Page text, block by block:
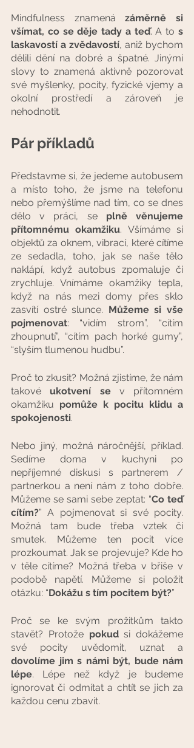
Mindfulness znamená záměrně si
všímat, co se děje tady a teď. A to s
laskavostí a zvědavostí, aniž bychom
dělili dění na dobré a špatné. Jinými
slovy to znamená aktivně pozorovat
své myšlenky, pocity, fyzické vjemy a
okolní prostředí a zároveň je
nehodnotit.
Pár příkladů
Představme si, že jedeme autobusem
a místo toho, že jsme na telefonu
nebo přemýšlíme nad tím, co se dnes
dělo v práci, se plně věnujeme
přítomnému okamžiku. Všímáme si
objektů za oknem, vibrací, které cítíme
ze sedadla, toho, jak se naše tělo
naklápí, když autobus zpomaluje či
zrychluje. Vnímáme okamžiky tepla,
když na nás mezi domy přes sklo
zasvítí ostré slunce. Můžeme si vše
pojmenovat: “vidím strom”, “cítím
zhoupnutí”, “cítím pach horké gumy”,
“slyším tlumenou hudbu”.
Proč to zkusit? Možná zjistíme, že nám
takové ukotvení se v přítomném
okamžiku pomůže k pocitu klidu a
spokojenosti.
Nebo jiný, možná náročnější, příklad.
Sedíme doma v kuchyni po
nepříjemné diskusi s partnerem /
partnerkou a není nám z toho dobře.
Můžeme se sami sebe zeptat: “Co teď
cítím?” A pojmenovat si své pocity.
Možná tam bude třeba vztek či
smutek. Můžeme ten pocit více
prozkoumat. Jak se projevuje? Kde ho
v těle cítíme? Možná třeba v břiše v
podobě napětí. Můžeme si položit
otázku: “Dokážu s tím pocitem být?”
Proč se ke svým prožitkům takto
stavět? Protože pokud si dokážeme
dovolíme jim s námi být, bude nám
lépe. Lépe než když je budeme
ignorovat či odmítat a chtít se jich za
každou cenu zbavit.